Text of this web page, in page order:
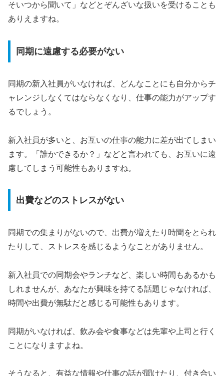
そいつから聞いて」などとぞんざいな扱いを受けることも
ありえますね。
同期に遠慮する必要がない
同期の新入社員がいなければ、どんなことにも自分からチ
ャレンジしなくてはならなくなり、仕事の能力がアップす
るでしょう。
新入社員が多いと、お互いの仕事の能力に差が出てしまい
ます。「誰かできるか？」などと言われても、お互いに遠
慮してしまう可能性もありますね。
出費などのストレスがない
同期での集まりがないので、出費が増えたり時間をとられ
たりして、ストレスを感じるようなことがありません。
新入社員での同期会やランチなど、楽しい時間もあるかも
しれませんが、あなたが興味を持てる話題じゃなければ、
時間や出費が無駄だと感じる可能性もあります。
同期がいなければ、飲み会や食事などは先輩や上司と行く
ことになりますよね。
そうなると、有益な情報や仕事の話が聞けたり、付き合い